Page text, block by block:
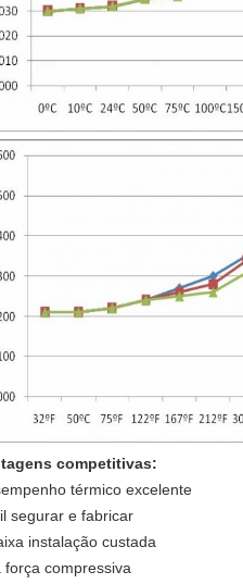
competitivas:
térmico excelente
segurar e fabricar
instalação custada
força compressiva